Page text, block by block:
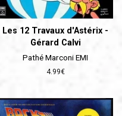
Les 12 Travaux d'Astérix -
Gérard Calvi
Pathé Marconi EMI
Prix
4.99€